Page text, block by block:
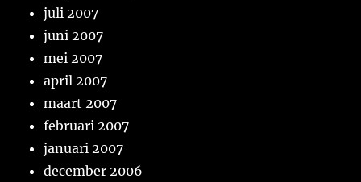
juli 2007
juni 2007
mei 2007
april 2007
maart 2007
februari 2007
januari 2007
december 2006